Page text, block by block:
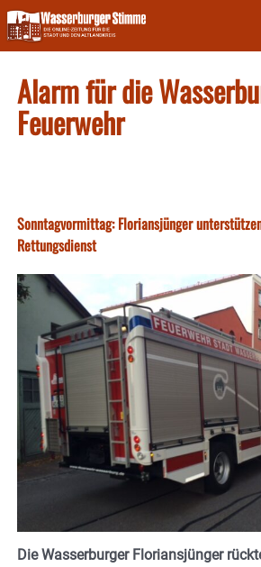
Skip
to
content
Alarm für die
Feuerwehr
Sonntagvormittag: Floriansjünger
Rettungsdienst
Die Wasserburger Floriansjünger